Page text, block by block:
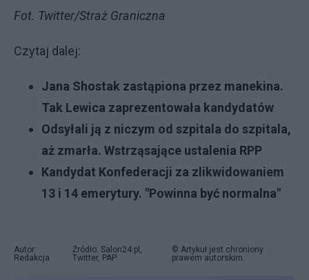
Fot. Twitter/Straż Graniczna
Czytaj dalej:
Jana Shostak zastąpiona przez manekina.
Tak Lewica zaprezentowała kandydatów
Odsyłali ją z niczym od szpitala do szpitala,
aż zmarła. Wstrząsające ustalenia RPP
Kandydat Konfederacji za zlikwidowaniem
13 i 14 emerytury. "Powinna być normalna"
Autor:
Redakcja
Źródło: Salon24.pl,
Twitter, PAP
© Artykuł jest chroniony
prawem autorskim.